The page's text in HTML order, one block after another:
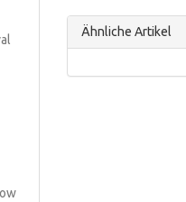
Ähnliche Artikel